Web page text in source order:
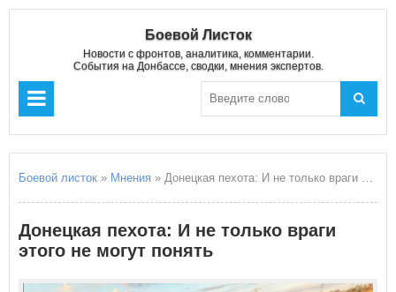
Боевой Листок
Новости с фронтов, аналитика, комментарии.
События на Донбассе, сводки, мнения экспертов.
Боевой листок » Мнения » Донецкая пехота: И не только враги этого не могут понять
Донецкая пехота: И не только враги
этого не могут понять